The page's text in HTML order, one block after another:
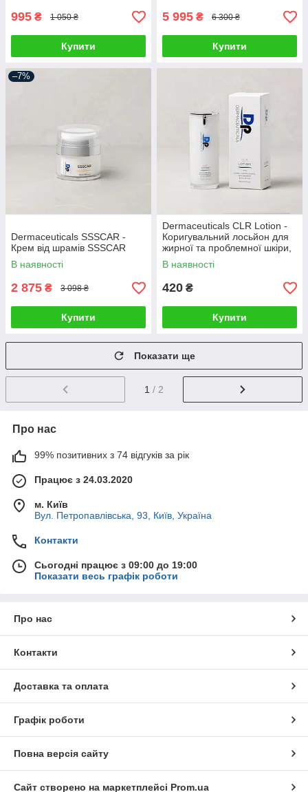
995 ₴ 1 050 ₴
Купити
5 995 ₴ 6 300 ₴
Купити
–7%
Dermaceuticals SSSCAR -
Крем від шрамів SSSCAR
В наявності
2 875 ₴ 3 098 ₴
Купити
Dermaceuticals CLR Lotion -
Коригувальний лосьйон для
жирної та проблемної шкіри,
3 мл
В наявності
420 ₴
Купити
Показати ще
1 / 2
Про нас
99% позитивних з 74 відгуків за рік
Працює з 24.03.2020
м. Київ
Вул. Петропавлівська, 93, Київ, Україна
Контакти
Сьогодні працює з 09:00 до 19:00
Показати весь графік роботи
Про нас
Контакти
Доставка та оплата
Графік роботи
Повна версія сайту
Сайт створено на маркетплейсі Prom.ua